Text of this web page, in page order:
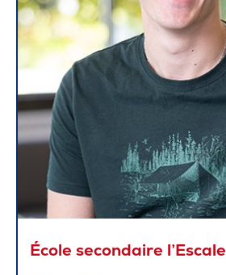
École secondaire l’Escale